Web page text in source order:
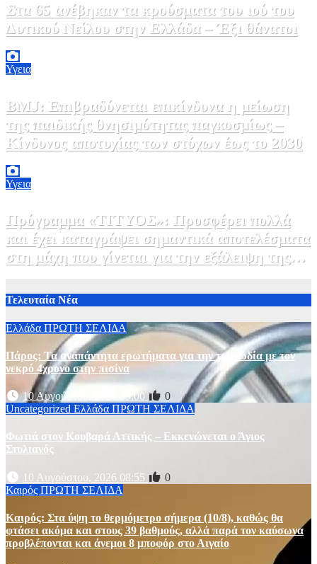
Στα 65 ανέβηκαν τα κρούσματα του ιού του
Δυτικού Νείλου στην Ελλάδα – Έξι θάνατοι
Υγεια
BMJ: Επιβραδύνεται επικίνδυνα η μείωση
της παιδικής θνησιμότητας παγκοσμίως –
Κίνδυνος αποτυχίας των στόχων έως το 2030
Υγεια
Πρόγραμμα «ΤΙΤΥΟΣ»: Προσφέρει πολλά
και έχει καταγράψει σημαντικά αποτελέσματα
στη μάχη που γίνεται για την εξάλειψη της
Τελευταία Νέα
Ελλάδα ΠΡΩΤΗ ΣΕΛΙΔΑ
Πάρος: Τα αναπάντητα ερωτήματα για την τραγωδία με τον
νεκρό 4χρονο στην πισίνα
10 Αυγούστου, 2026 09:00
0
Uncategorized Ελλάδα ΠΡΩΤΗ ΣΕΛΙΔΑ
Φωτιά στον Κουβαρά Αττικής – Εκκενώνεται ο Άγιος
Στυλιανός
10 Αυγούστου, 2026 08:55
0
Καιρός ΠΡΩΤΗ ΣΕΛΙΔΑ
Καιρός: Στα ύψη το θερμόμετρο σήμερα (10/8), καθώς θα
φτάσει ακόμα και στους 39 βαθμούς, αλλά παρά τον καύσωνα
προβλέπονται και άνεμοι 8 μποφόρ στο Αιγαίο